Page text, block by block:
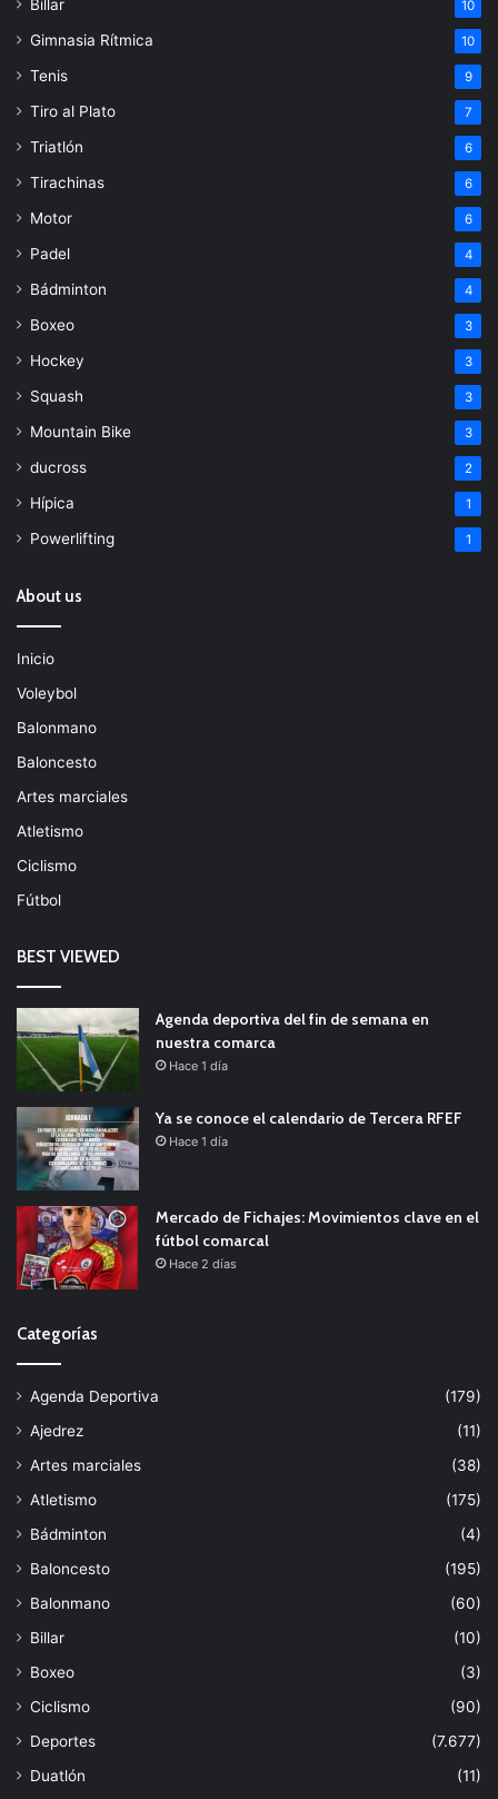
Billar 10
Gimnasia Rítmica 10
Tenis 9
Tiro al Plato 7
Triatlón 6
Tirachinas 6
Motor 6
Padel 4
Bádminton 4
Boxeo 3
Hockey 3
Squash 3
Mountain Bike 3
ducross 2
Hípica 1
Powerlifting 1
About us
Inicio
Voleybol
Balonmano
Baloncesto
Artes marciales
Atletismo
Ciclismo
Fútbol
BEST VIEWED
Agenda deportiva del fin de semana en
nuestra comarca
Hace 1 día
Ya se conoce el calendario de Tercera RFEF
Hace 1 día
Mercado de Fichajes: Movimientos clave en el
fútbol comarcal
Hace 2 días
Categorías
Agenda Deportiva
(179)
Ajedrez
(11)
Artes marciales
(38)
Atletismo
(175)
Bádminton
(4)
Baloncesto
(195)
Balonmano
(60)
Billar
(10)
Boxeo
(3)
Ciclismo
(90)
Deportes
(7.677)
Duatlón
(11)